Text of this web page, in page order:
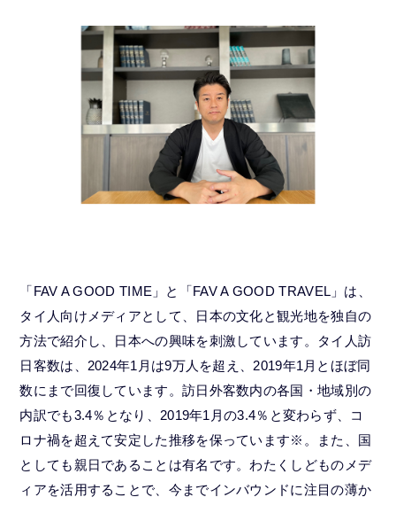
「FAV A GOOD TIME」と「FAV A GOOD TRAVEL」は、
タイ人向けメディアとして、日本の文化と観光地を独自の
方法で紹介し、日本への興味を刺激しています。タイ人訪
日客数は、2024年1月は9万人を超え、2019年1月とほぼ同
数にまで回復しています。訪日外客数内の各国・地域別の
内訳でも3.4％となり、2019年1月の3.4％と変わらず、コ
ロナ禍を超えて安定した推移を保っています※。また、国
としても親日であることは有名です。わたくしどものメデ
ィアを活用することで、今までインバウンドに注目の薄か